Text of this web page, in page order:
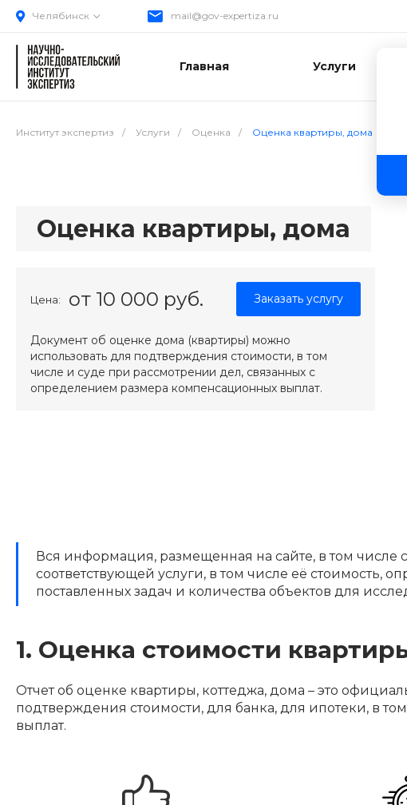
Челябинск mail@gov-expertiza.ru
Главная Услуги
Институт экспертиз / Услуги / Оценка / Оценка квартиры, дома
Оценка квартиры, дома
Цена: от 10 000 руб. Заказать услугу
Документ об оценке дома (квартиры) можно
использовать для подтверждения стоимости, в том
числе и суде при рассмотрении дел, связанных с
определением размера компенсационных выплат.
Вся информация, размещенная на сайте, в том числе
соответствующей услуги, в том числе её стоимость,
поставленных задач и количества объектов для
1. Оценка стоимости
Отчет об оценке квартиры, коттеджа, дома – это
подтверждения стоимости, для банка, для ипотеки, в
выплат.